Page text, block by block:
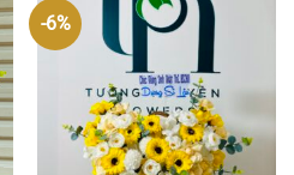
-6%